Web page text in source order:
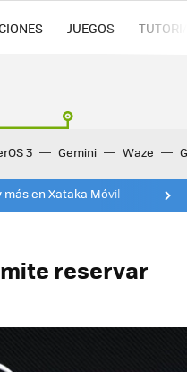
JUEGOS
3 Gemini Waze
más en Xataka Móvil
reservar